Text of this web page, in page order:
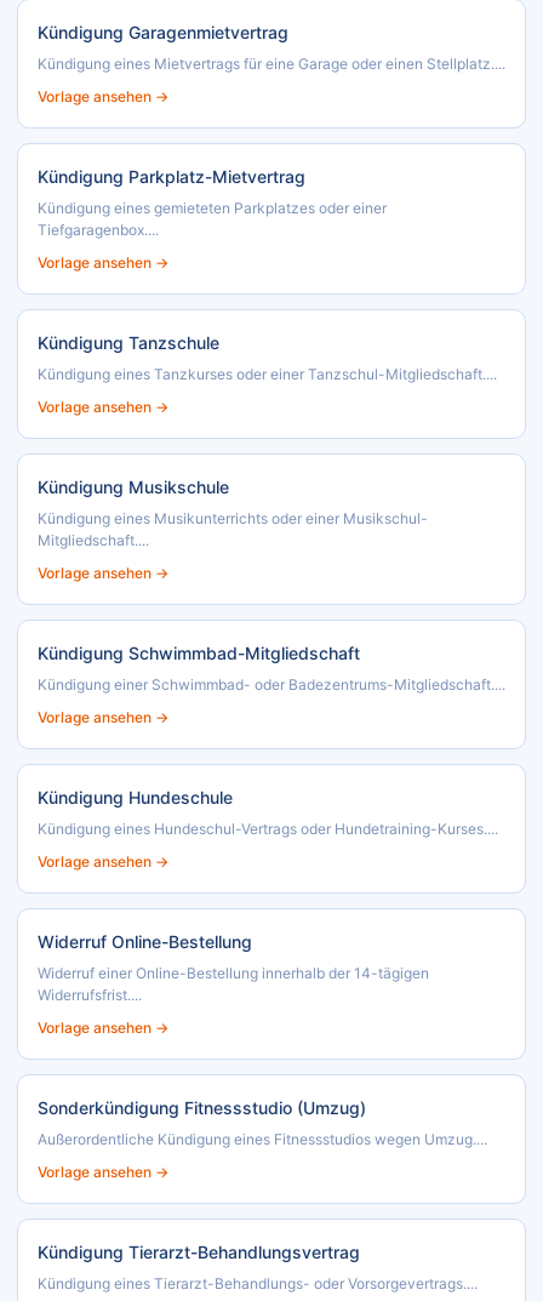
Kündigung Garagenmietvertrag
Kündigung eines Mietvertrags für eine Garage oder einen Stellplatz....
Vorlage ansehen →
Kündigung Parkplatz-Mietvertrag
Kündigung eines gemieteten Parkplatzes oder einer
Tiefgaragenbox....
Vorlage ansehen →
Kündigung Tanzschule
Kündigung eines Tanzkurses oder einer Tanzschul-Mitgliedschaft....
Vorlage ansehen →
Kündigung Musikschule
Kündigung eines Musikunterrichts oder einer Musikschul-
Mitgliedschaft....
Vorlage ansehen →
Kündigung Schwimmbad-Mitgliedschaft
Kündigung einer Schwimmbad- oder Badezentrums-Mitgliedschaft....
Vorlage ansehen →
Kündigung Hundeschule
Kündigung eines Hundeschul-Vertrags oder Hundetraining-Kurses....
Vorlage ansehen →
Widerruf Online-Bestellung
Widerruf einer Online-Bestellung innerhalb der 14-tägigen
Widerrufsfrist....
Vorlage ansehen →
Sonderkündigung Fitnessstudio (Umzug)
Außerordentliche Kündigung eines Fitnessstudios wegen Umzug....
Vorlage ansehen →
Kündigung Tierarzt-Behandlungsvertrag
Kündigung eines Tierarzt-Behandlungs- oder Vorsorgevertrags....